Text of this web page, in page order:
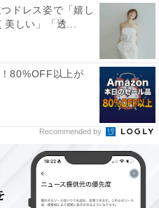
ドレス姿で「嬉し
美しい」「透...
80%OFF以上が
Recommended by